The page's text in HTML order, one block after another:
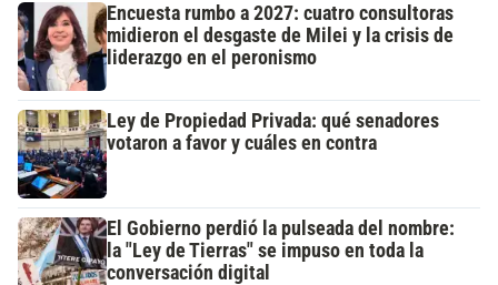
Encuesta rumbo a 2027: cuatro consultoras
midieron el desgaste de Milei y la crisis de
liderazgo en el peronismo
Ley de Propiedad Privada: qué senadores
votaron a favor y cuáles en contra
El Gobierno perdió la pulseada del nombre:
la "Ley de Tierras" se impuso en toda la
conversación digital